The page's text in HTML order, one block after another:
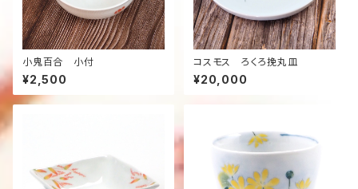
小鬼百合 小付
¥2,500
コスモス ろくろ挽丸皿
¥20,000